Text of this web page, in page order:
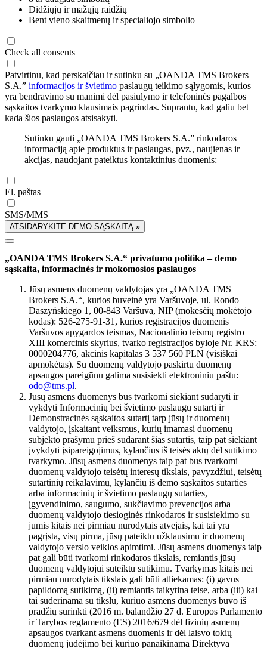
Didžiųjų ir mažųjų raidžių
Bent vieno skaitmenų ir specialiojo simbolio
Check all consents
Patvirtinu, kad perskaičiau ir sutinku su „OANDA TMS Brokers
S.A.” informacijos ir švietimo paslaugų teikimo sąlygomis, kurios
yra bendravimo su manimi dėl pasiūlymo ir telefoninės pagalbos
sąskaitos tvarkymo klausimais pagrindas. Suprantu, kad galiu bet
kada šios paslaugos atsisakyti.
Sutinku gauti „OANDA TMS Brokers S.A.” rinkodaros
informaciją apie produktus ir paslaugas, pvz., naujienas ir
akcijas, naudojant pateiktus kontaktinius duomenis:
El. paštas
SMS/MMS
ATSIDARYKITE DEMO SĄSKAITĄ »
„OANDA TMS Brokers S.A.“ privatumo politika – demo
sąskaita, informacinės ir mokomosios paslaugos
Jūsų asmens duomenų valdytojas yra „OANDA TMS
Brokers S.A.“, kurios buveinė yra Varšuvoje, ul. Rondo
Daszyńskiego 1, 00-843 Varšuva, NIP (mokesčių mokėtojo
kodas): 526-275-91-31, kurios registracijos duomenis
Varšuvos apygardos teismas, Nacionalinio teismų registro
XIII komercinis skyrius, tvarko registracijos byloje Nr. KRS:
0000204776, akcinis kapitalas 3 537 560 PLN (visiškai
apmokėtas). Su duomenų valdytojo paskirtu duomenų
apsaugos pareigūnu galima susisiekti elektroniniu paštu:
odo@tms.pl.
Jūsų asmens duomenys bus tvarkomi siekiant sudaryti ir
vykdyti Informacinių bei švietimo paslaugų sutartį ir
Demonstracinės sąskaitos sutartį tarp jūsų ir duomenų
valdytojo, įskaitant veiksmus, kurių imamasi duomenų
subjekto prašymu prieš sudarant šias sutartis, taip pat siekiant
įvykdyti įsipareigojimus, kylančius iš teisės aktų dėl sutikimo
tvarkymo. Jūsų asmens duomenys taip pat bus tvarkomi
duomenų valdytojo teisėtų interesų tikslais, pavyzdžiui, teisėtų
sutartinių reikalavimų, kylančių iš demo sąskaitos sutarties
arba informacinių ir švietimo paslaugų sutarties,
įgyvendinimo, saugumo, sukčiavimo prevencijos arba
duomenų valdytojo tiesioginės rinkodaros ir susisiekimo su
jumis kitais nei pirmiau nurodytais atvejais, kai tai yra
pagrįsta, visų pirma, jūsų pateiktu užklausimu ir duomenų
valdytojo verslo veiklos apimtimi. Jūsų asmens duomenys taip
pat gali būti tvarkomi rinkodaros tikslais, remiantis jūsų
duomenų valdytojui suteiktu sutikimu. Tvarkymas kitais nei
pirmiau nurodytais tikslais gali būti atliekamas: (i) gavus
papildomą sutikimą, (ii) remiantis taikytina teise, arba (iii) kai
tai suderinama su tikslu, kuriuo asmens duomenys buvo iš
pradžių surinkti (2016 m. balandžio 27 d. Europos Parlamento
ir Tarybos reglamento (ES) 2016/679 dėl fizinių asmenų
apsaugos tvarkant asmens duomenis ir dėl laisvo tokių
duomenų judėjimo bei kuriuo panaikinama Direktyva